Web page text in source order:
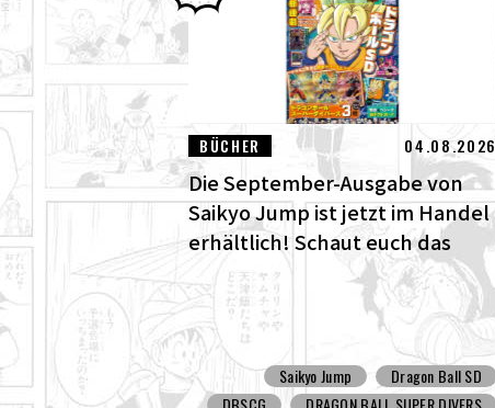
BÜCHER 04.08.2026
Die September-Ausgabe von
Saikyo Jump ist jetzt im Handel
erhältlich! Schaut euch das
fantastische Dragon Ball SD
Cover und all die tollen
Bonusinhalte an!
Saikyo Jump
Dragon Ball SD